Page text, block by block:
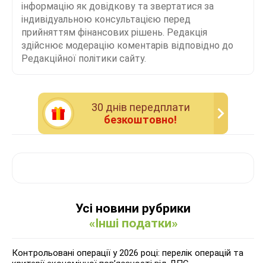
інформацію як довідкову та звертатися за
індивідуальною консультацією перед
прийняттям фінансових рішень. Редакція
здійснює модерацію коментарів відповідно до
Редакційної політики сайту.
30 днiв передплати
безкоштовно!
Усі новини рубрики
«Інші податки»
Контрольовані операції у 2026 році: перелік операцій та